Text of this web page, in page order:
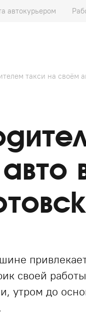
автокурьером
такси на своём
своей
утром до